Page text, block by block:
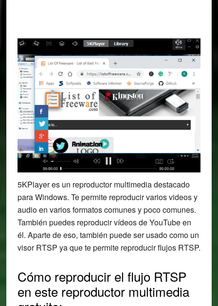
5KPlayer es un reproductor multimedia destacado
para Windows. Te permite reproducir varios videos y
audio en varios formatos comunes y poco comunes.
También puedes reproducir vídeos de YouTube en
él. Aparte de eso, también puede ser usado como un
visor RTSP ya que te permite reproducir flujos RTSP.
Cómo reproducir el flujo RTSP
en este reproductor multimedia